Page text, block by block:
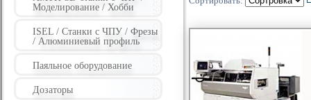
Моделирование / Хобби
ISEL / Станки с ЧПУ / Фрезы
/ Алюминиевый профиль
Паяльное оборудование
Дозаторы